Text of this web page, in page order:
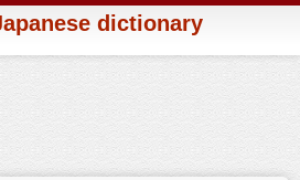
dictionary